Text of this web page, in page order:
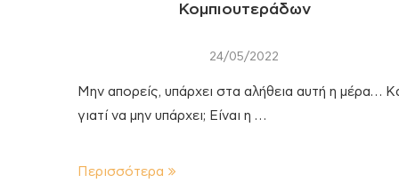
Κομπιουτεράδων
24/05/2022
Μην απορείς, υπάρχει στα αλήθεια αυτή η μέρα…
γιατί να μην υπάρχει; Είναι η …
Περισσότερα